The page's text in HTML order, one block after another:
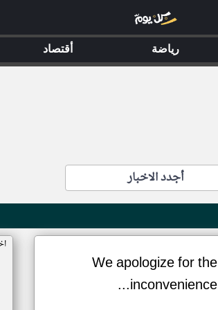
أجدد الاخبار
We apologize for the
inconvenience...
رياضة أقتصاد